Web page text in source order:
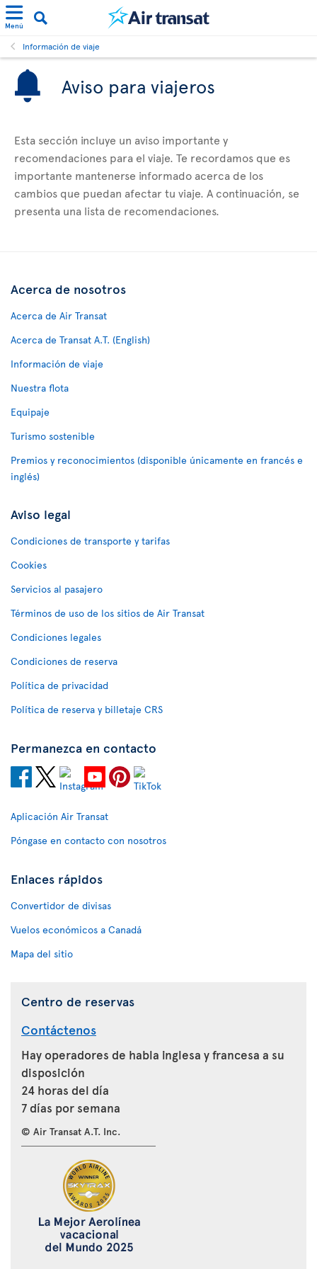
Menú
Información de viaje
Aviso para viajeros
Esta sección incluye un aviso importante y
recomendaciones para el viaje. Te recordamos que es
importante mantenerse informado acerca de los
cambios que puedan afectar tu viaje. A continuación, se
presenta una lista de recomendaciones.
Acerca de nosotros
Acerca de Air Transat
Acerca de Transat A.T. (English)
Información de viaje
Nuestra flota
Equipaje
Turismo sostenible
Premios y reconocimientos (disponible únicamente en francés e
inglés)
Aviso legal
Condiciones de transporte y tarifas
Cookies
Servicios al pasajero
Términos de uso de los sitios de Air Transat
Condiciones legales
Condiciones de reserva
Política de privacidad
Política de reserva y billetaje CRS
Permanezca en contacto
Aplicación Air Transat
Póngase en contacto con nosotros
Enlaces rápidos
Convertidor de divisas
Vuelos económicos a Canadá
Mapa del sitio
Centro de reservas
Contáctenos
Hay operadores de habla inglesa y francesa a su
disposición
24 horas del día
7 días por semana
© Air Transat A.T. Inc.